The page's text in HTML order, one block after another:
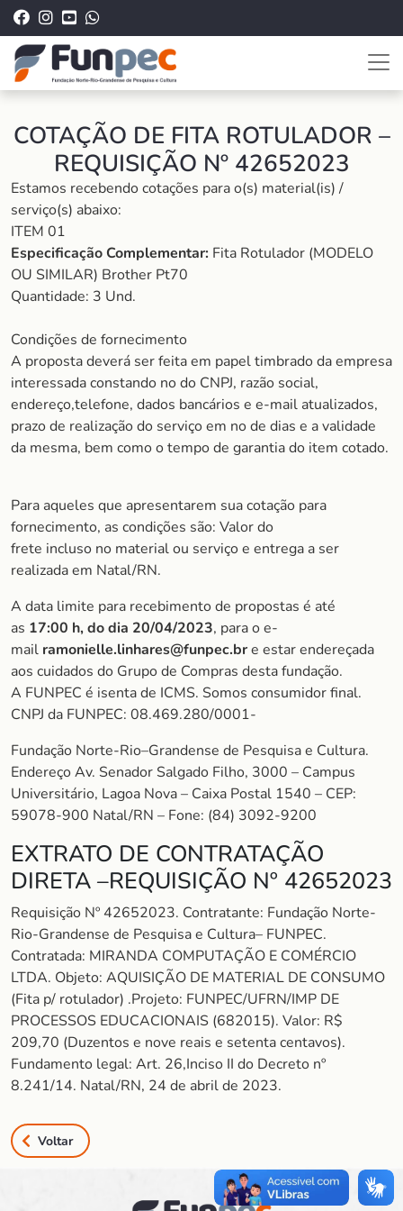
COTAÇÃO DE FITA ROTULADOR –
REQUISIÇÃO Nº 42652023
Estamos recebendo cotações para o(s) material(is) /
serviço(s) abaixo:
ITEM 01
Especificação Complementar: Fita Rotulador (MODELO
OU SIMILAR) Brother Pt70
Quantidade: 3 Und.
Condições de fornecimento
A proposta deverá ser feita em papel timbrado da empresa
interessada constando no do CNPJ, razão social,
endereço,telefone, dados bancários e e-mail atualizados,
prazo de realização do serviço em no de dias e a validade
da mesma, bem como o tempo de garantia do item cotado.
Para aqueles que apresentarem sua cotação para
fornecimento, as condições são: Valor do
frete incluso no material ou serviço e entrega a ser
realizada em Natal/RN.
A data limite para recebimento de propostas é até
as 17:00 h, do dia 20/04/2023, para o e-
mail ramonielle.linhares@funpec.bre estar endereçada
aos cuidados do Grupo de Compras desta fundação.
A FUNPEC é isenta de ICMS. Somos consumidor final.
CNPJ da FUNPEC: 08.469.280/0001-
Fundação Norte-Rio–Grandense de Pesquisa e Cultura.
Endereço Av. Senador Salgado Filho, 3000 – Campus
Universitário, Lagoa Nova – Caixa Postal 1540 – CEP:
59078-900 Natal/RN – Fone: (84) 3092-9200
EXTRATO DE CONTRATAÇÃO
DIRETA –REQUISIÇÃO Nº 42652023
Requisição Nº 42652023. Contratante: Fundação Norte-
Rio-Grandense de Pesquisa e Cultura– FUNPEC.
Contratada: MIRANDA COMPUTAÇÃO E COMÉRCIO
LTDA. Objeto: AQUISIÇÃO DE MATERIAL DE CONSUMO
(Fita p/ rotulador) .Projeto: FUNPEC/UFRN/IMP DE
PROCESSOS EDUCACIONAIS (682015). Valor: R$
209,70 (Duzentos e nove reais e setenta centavos).
Fundamento legal: Art. 26,Inciso II do Decreto nº
8.241/14. Natal/RN, 24 de abril de 2023.
Voltar